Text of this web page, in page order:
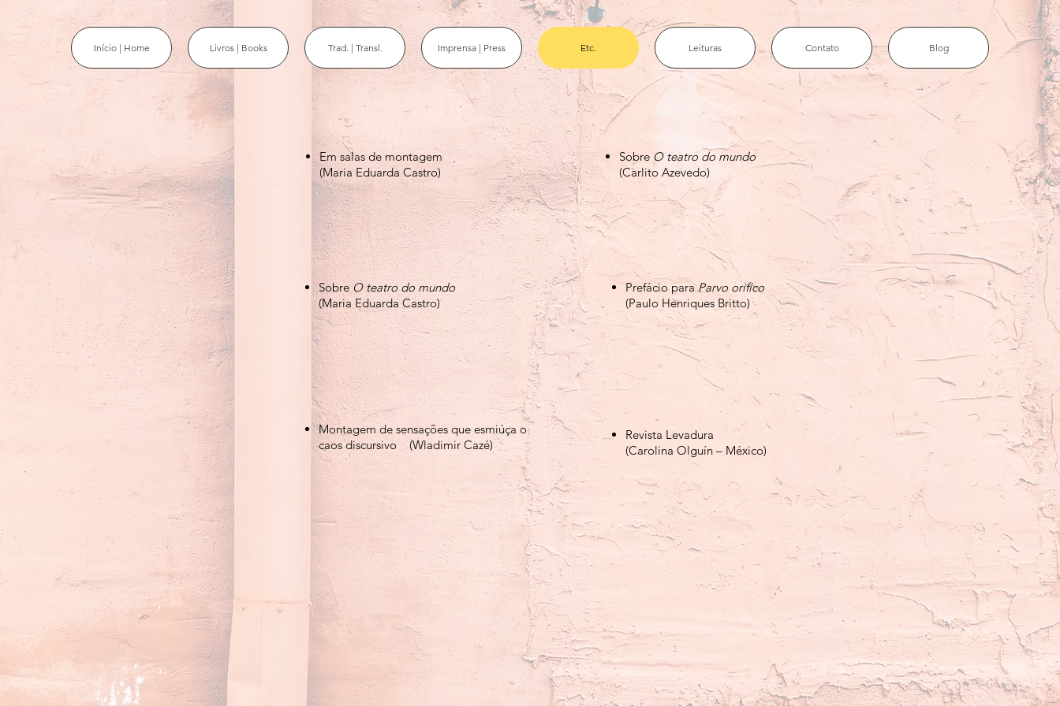
Início | Home Livros | Books Trad. | Transl. Imprensa | Press Etc. Leituras Contato Blog
Em salas de montagem
(Maria Eduarda Castro)
Sobre O teatro do mundo
(Carlito Azevedo)
Sobre O teatro do mundo
(Maria Eduarda Castro)
Prefácio paraParvo orifíco
(Paulo Henriques Britto)
Montagem de sensações que esmiúça o
caos discursivo
(Wladimir Cazé)
Revista Levadura
(Carolina Olguín – México)